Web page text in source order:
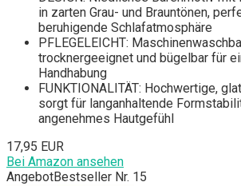
in zarten Grau- und Brauntönen,
beruhigende Schlafatmosphäre
PFLEGELEICHT:
trocknergeeignet und bügelbar für
Handhabung
FUNKTIONALITÄT: Hochwertige,
sorgt für langanhaltende
angenehmes Hautgefühl
17,95 EUR
Bei Amazon ansehen
AngebotBestseller Nr. 15